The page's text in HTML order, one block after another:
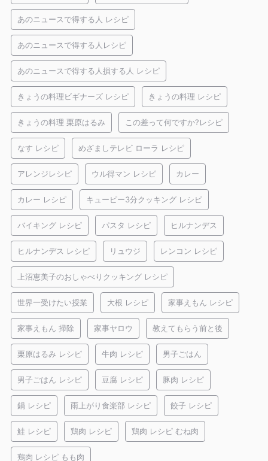
あのニュースで得する人 レシピ
あのニュースで得する人レシピ
あのニュースで得する人損する人 レシピ
きょうの料理ビギナーズ レシピ きょうの料理 レシピ
きょうの料理 栗原はるみ この差って何ですか?レシピ
なす レシピ めざましテレビ ローラ レシピ
アレンジレシピ ウル得マン レシピ カレー
カレー レシピ キューピー3分クッキング レシピ
バイキング レシピ パスタ レシピ ヒルナンデス
ヒルナンデス レシピ リュウジ レンコン レシピ
上沼恵美子のおしゃべりクッキング レシピ
世界一受けたい授業 大根 レシピ 家事えもん レシピ
家事えもん 掃除 家事ヤロウ 教えてもらう前と後
栗原はるみ レシピ 牛肉 レシピ 男子ごはん
男子ごはん レシピ 豆腐 レシピ 豚肉 レシピ
鍋 レシピ 雨上がり食楽部 レシピ 餃子 レシピ
鮭 レシピ 鶏肉 レシピ 鶏肉 レシピ むね肉
鶏肉 レシピ もも肉